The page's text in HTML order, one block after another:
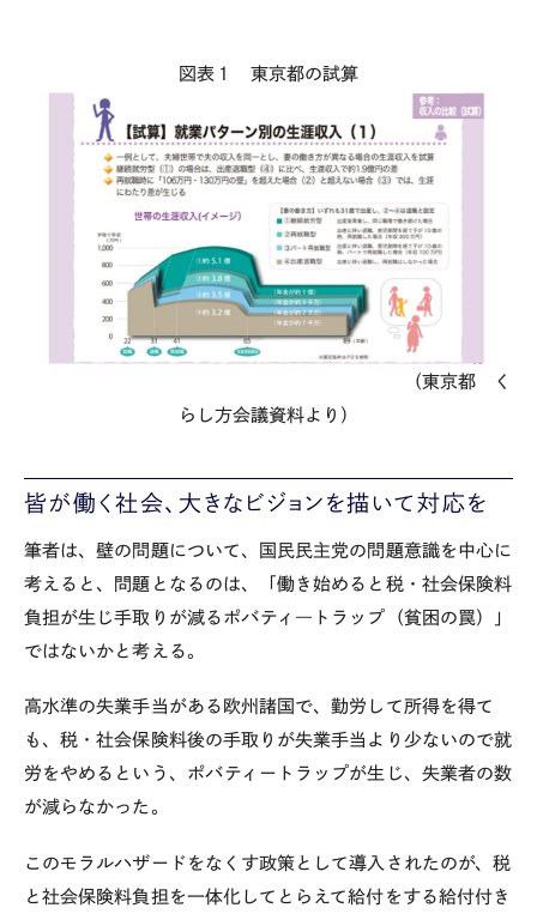
図表１ 東京都の試算
（東京都 く
らし方会議資料より）
皆が働く社会、大きなビジョンを描いて対応を
筆者は、壁の問題について、国民民主党の問題意識を中心に
考えると、問題となるのは、「働き始めると税・社会保険料
負担が生じ手取りが減るポバティ―トラップ（貧困の罠）」
ではないかと考える。
高水準の失業手当がある欧州諸国で、勤労して所得を得て
も、税・社会保険料後の手取りが失業手当より少ないので就
労をやめるという、ポバティートラップが生じ、失業者の数
が減らなかった。
このモラルハザードをなくす政策として導入されたのが、税
と社会保険料負担を一体化してとらえて給付をする給付付き